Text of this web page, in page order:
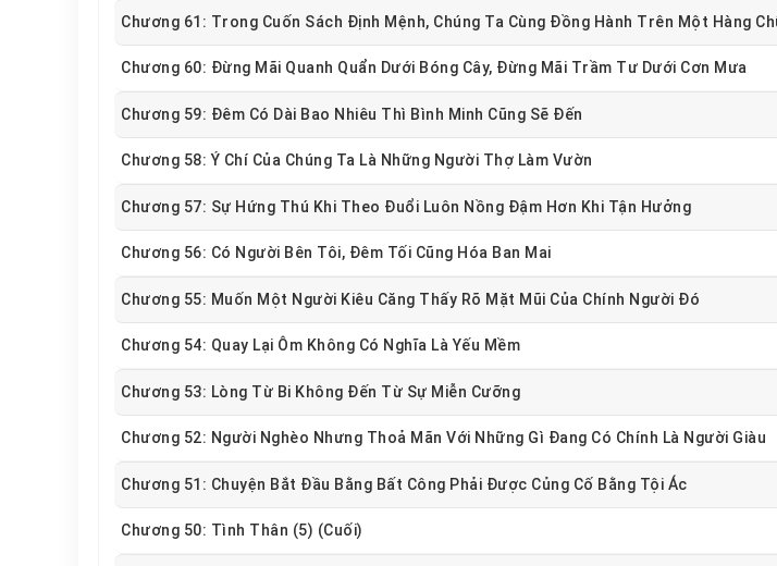
Chương 61: Trong Cuốn Sách Định Mệnh, Chúng Ta Cùng Đồng Hành Trên Một Hàng
Chương 60: Đừng Mãi Quanh Quẩn Dưới Bóng Cây, Đừng Mãi Trầm Tư Dưới Cơn Mưa
Chương 59: Đêm Có Dài Bao Nhiêu Thì Bình Minh Cũng Sẽ Đến
Chương 58: Ý Chí Của Chúng Ta Là Những Người Thợ Làm Vườn
Chương 57: Sự Hứng Thú Khi Theo Đuổi Luôn Nồng Đậm Hơn Khi Tận Hưởng
Chương 56: Có Người Bên Tôi, Đêm Tối Cũng Hóa Ban Mai
Chương 55: Muốn Một Người Kiêu Căng Thấy Rõ Mặt Mũi Của Chính Người Đó
Chương 54: Quay Lại Ôm Không Có Nghĩa Là Yếu Mềm
Chương 53: Lòng Từ Bi Không Đến Từ Sự Miễn Cưỡng
Chương 52: Người Nghèo Nhưng Thoả Mãn Với Những Gì Đang Có Chính Là Người Giàu
Chương 51: Chuyện Bắt Đầu Bằng Bất Công Phải Được Củng Cố Bằng Tội Ác
Chương 50: Tình Thân (5) (Cuối)